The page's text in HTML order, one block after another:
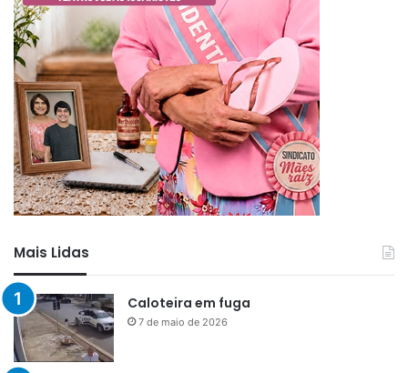
Mais Lidas
Caloteira em fuga
7 de maio de 2026